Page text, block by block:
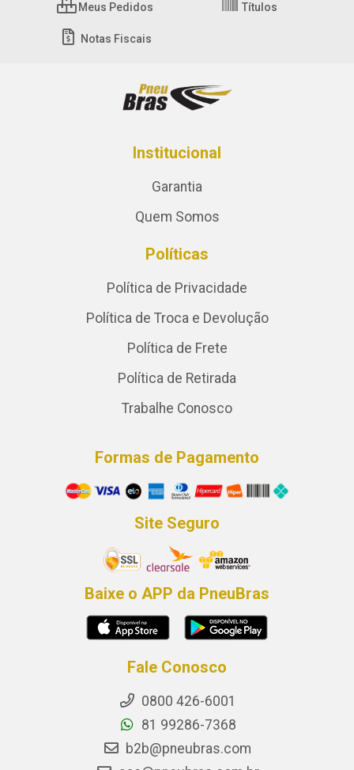
Meus Pedidos Títulos
Notas Fiscais
Institucional
Garantia
Quem Somos
Políticas
Política de Privacidade
Política de Troca e Devolução
Política de Frete
Política de Retirada
Trabalhe Conosco
Formas de Pagamento
Site Seguro
Baixe o APP da PneuBras
Fale Conosco
0800 426-6001
81 99286-7368
b2b@pneubras.com